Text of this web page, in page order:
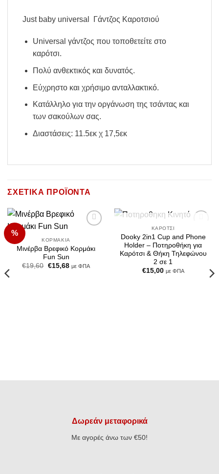
Just baby universal Γάντζος Καροτσιού
Universal γάντζος που τοποθετείτε στο
καρότσι.
Πολύ ανθεκτικός και δυνατός.
Εύχρηστο και χρήσιμο ανταλλακτικό.
Κατάλληλο για την οργάνωση της τσάντας και
των σακούλων σας.
Διαστάσεις: 11.5εκ χ 17,5εκ
ΣΧΕΤΙΚΆ ΠΡΟΪΌΝΤΑ
%
ΚΟΡΜΆΚΙΑ
Μινέρβα Βρεφικό Κορμάκι
Fun Sun
€19,60 Original
€15,68Ημε ΦΠΑ
Wishlist
ΕΞΑΝΤΛΗΜΈΝΟ
ΚΑΡΌΤΣΙ
Dooky 2in1 Cup and Phone
Holder – Ποτηροθήκη για
Καρότσι & Θήκη Τηλεφώνου
2 σε 1
€15,00 με ΦΠΑ
Δωρεάν μεταφορικά
Με αγορές άνω των €50!